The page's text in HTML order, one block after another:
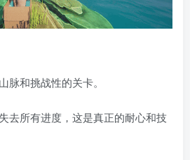
脉和挑战性的关卡。
去所有进度，这是真正的耐心和技